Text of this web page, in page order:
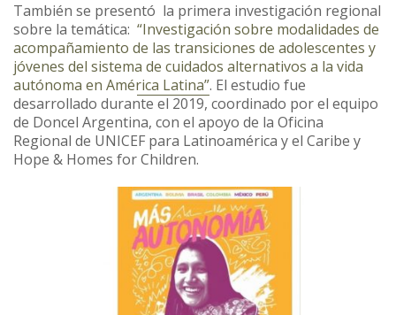
También se presentó la primera investigación regional
sobre la temática: “Investigación sobre modalidades de
acompañamiento de las transiciones de adolescentes y
jóvenes del sistema de cuidados alternativos a la vida
autónoma en América Latina”. El estudio fue
desarrollado durante el 2019, coordinado por el equipo
de Doncel Argentina, con el apoyo de la Oficina
Regional de UNICEF para Latinoamérica y el Caribe y
Hope & Homes for Children.